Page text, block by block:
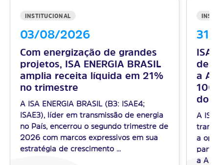
INSTITUCIONAL
03/08/2026
Com energização de grandes
projetos, ISA ENERGIA BRASIL
amplia receita líquida em 21%
no trimestre
A ISA ENERGIA BRASIL (B3: ISAE4;
ISAE3), líder em transmissão de energia
no País, encerrou o segundo trimestre de
2026 com marcos expressivos em sua
estratégia de crescimento ...
31/
ISA
a
do
A ISA
a
a